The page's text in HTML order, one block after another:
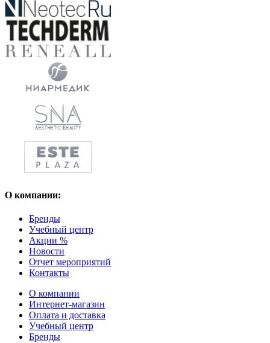
О компании:
Бренды
Учебный центр
Акции %
Новости
Отчет мероприятий
Контакты
О компании
Интернет-магазин
Оплата и доставка
Учебный центр
Бренды